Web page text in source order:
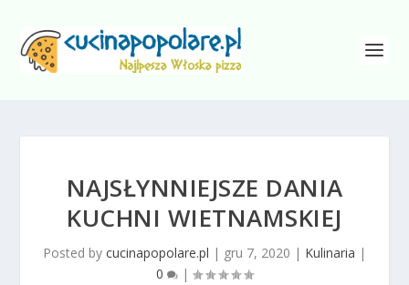
NAJSŁYNNIEJSZE DANIA
KUCHNI WIETNAMSKIEJ
Posted by cucinapopolare.pl | gru 7, 2020 | Kulinaria |
0
|